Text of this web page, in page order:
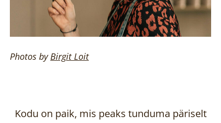
Photos byBirgitLoit
Kodu on paik, mis peaks tunduma päriselt